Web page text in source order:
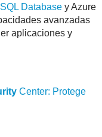
Database y Azure
avanzadas
aplicaciones y
Center: Protege